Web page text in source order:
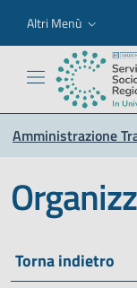
Altri Menù
Amministrazione
Torna indietro